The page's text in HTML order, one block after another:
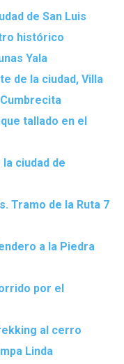
de San Luis
histórico
Yala
de la ciudad, Villa
tallado en el
la ciudad de
Tramo de la Ruta 7
a la Piedra
por el
al cerro
Linda